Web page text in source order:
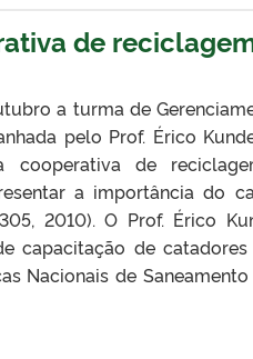
de
a turma de
pelo Prof. Érico
cooperativa de
a importância do
2010). O Prof. Érico
capacitação de
Nacionais de